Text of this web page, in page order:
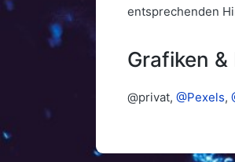
entsprechenden
Grafiken &
@privat, @Pexels,